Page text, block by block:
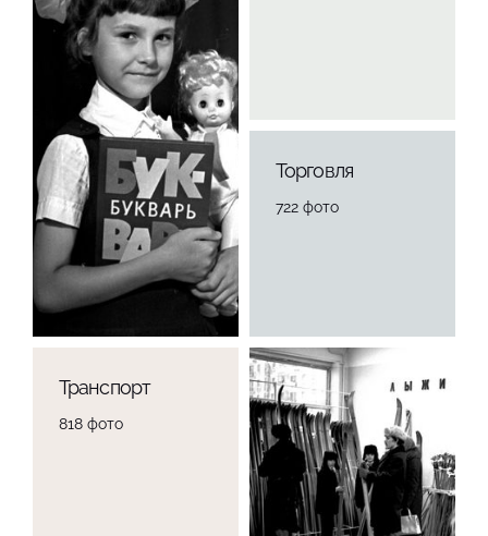
Торговля
722 фото
Транспорт
818 фото